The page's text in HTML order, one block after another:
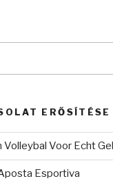
ERŐSÍTÉSE
Voor Echt
Esportiva